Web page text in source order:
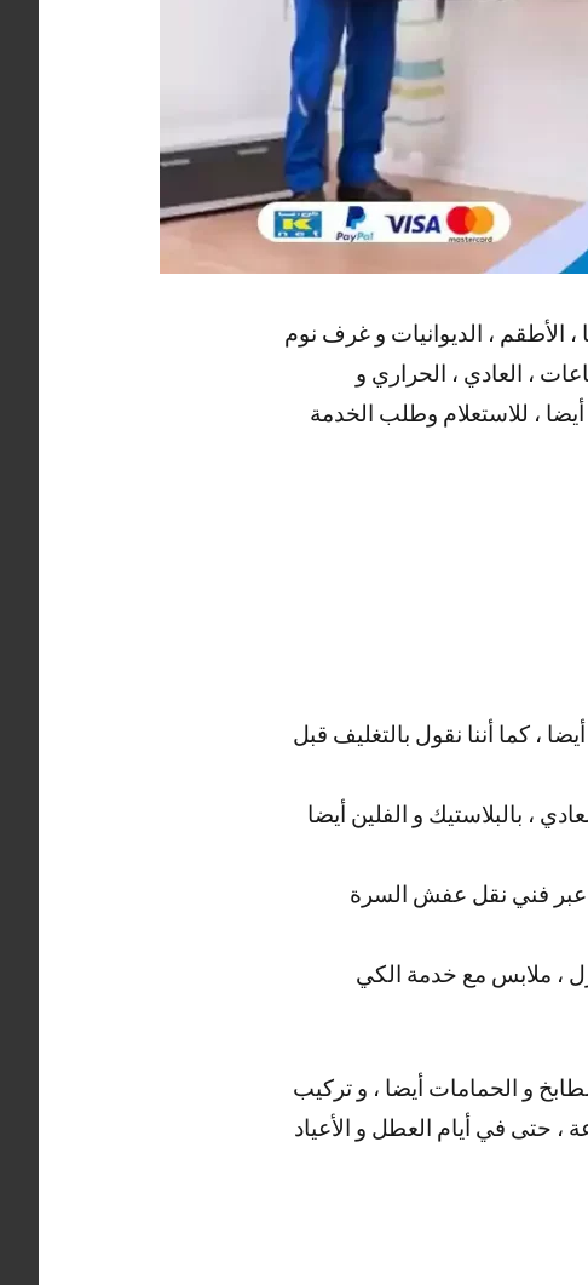
الأطقم ، الديوانيات و غرف نوم
، العادي ، الحراري و
، للاستعلام وطلب الخدمة
، كما أننا نقول بالتغليف قبل
، بالبلاستيك و الفلين أيضا
عبر فني نقل عفش السرة
، ملابس مع خدمة الكي
و الحمامات أيضا ، و تركيب
و غرف النوم بحسب رغبة العميل ، خدمتنا متاحة على مدار 24 ساعة ، حتى في أيام العطل و الأعياد